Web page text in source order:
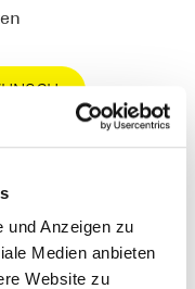
und Anzeigen zu
Medien anbieten
Website zu